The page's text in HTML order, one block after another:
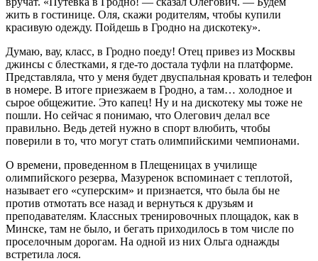
жить в гостинице. Оля, скажи родителям, чтобы купили
красивую одежду. Пойдешь в Гродно на дискотеку».
Думаю, вау, класс, в Гродно поеду! Отец привез из Москвы
джинсы с блестками, я где-то достала туфли на платформе.
Представляла, что у меня будет двуспальная кровать и телефон
в номере. В итоге приезжаем в Гродно, а там… холодное и
сырое общежитие. Это капец! Ну и на дискотеку мы тоже не
пошли. Но сейчас я понимаю, что Олегович делал все
правильно. Ведь детей нужно в спорт влюбить, чтобы
поверили в то, что могут стать олимпийскими чемпионами.
О времени, проведенном в Плещеницах в училище
олимпийского резерва, Мазуренок вспоминает с теплотой,
называет его «суперским» и признается, что была бы не
против отмотать все назад и вернуться к друзьям и
преподавателям. Классных тренировочных площадок, как в
Минске, там не было, и бегать приходилось в том числе по
проселочным дорогам. На одной из них Ольга однажды
встретила лося.